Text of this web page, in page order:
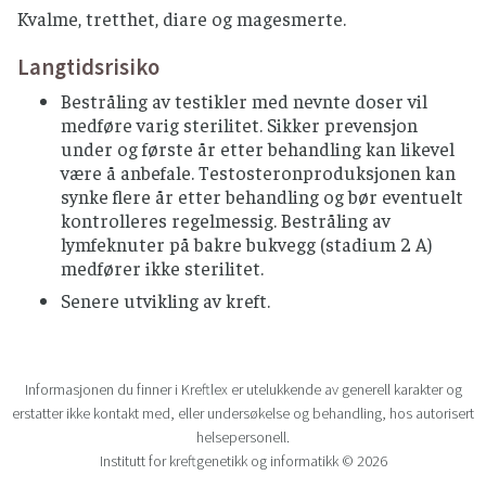
Kvalme, tretthet, diare og magesmerte.
Langtidsrisiko
Bestråling av testikler med nevnte doser vil
medføre varig sterilitet. Sikker prevensjon
under og første år etter behandling kan likevel
være å anbefale. Testosteronproduksjonen kan
synke flere år etter behandling og bør eventuelt
kontrolleres regelmessig. Bestråling av
lymfeknuter på bakre bukvegg (stadium 2 A)
medfører ikke sterilitet.
Senere utvikling av kreft.
Informasjonen du finner i Kreftlex er utelukkende av generell karakter og
erstatter ikke kontakt med, eller undersøkelse og behandling, hos autorisert
helsepersonell.
Institutt for kreftgenetikk og informatikk © 2026